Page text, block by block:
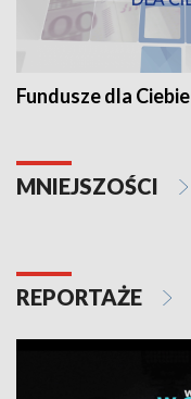
Fundusze dla Ciebie
MNIEJSZOŚCI
REPORTAŻE